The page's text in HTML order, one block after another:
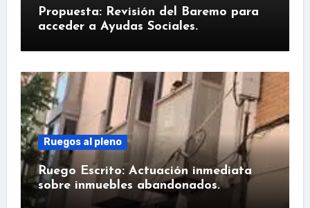
Propuesta: Revisión del Baremo para
acceder a Ayudas Sociales.
Ruegos al pleno
Ruego Escrito: Actuación inmediata
sobre inmuebles abandonados.